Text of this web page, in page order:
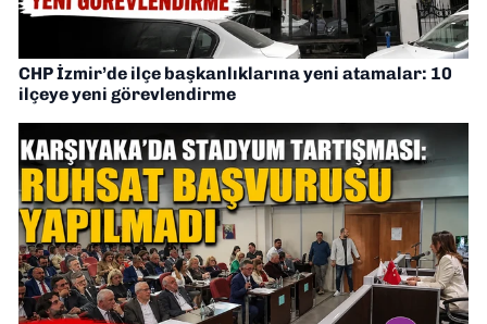
CHP İzmir’de ilçe başkanlıklarına yeni atamalar: 10
ilçeye yeni görevlendirme